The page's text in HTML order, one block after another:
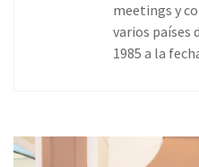
meetings y
varios países
1985 a la
Page